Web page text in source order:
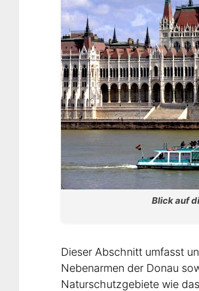
Blick auf
Dieser Abschnitt umfasst
Nebenarmen der Donau
Naturschutzgebiete wie